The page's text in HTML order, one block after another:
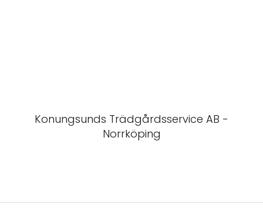
Konungsunds Trädgårdsservice AB -
Norrköping